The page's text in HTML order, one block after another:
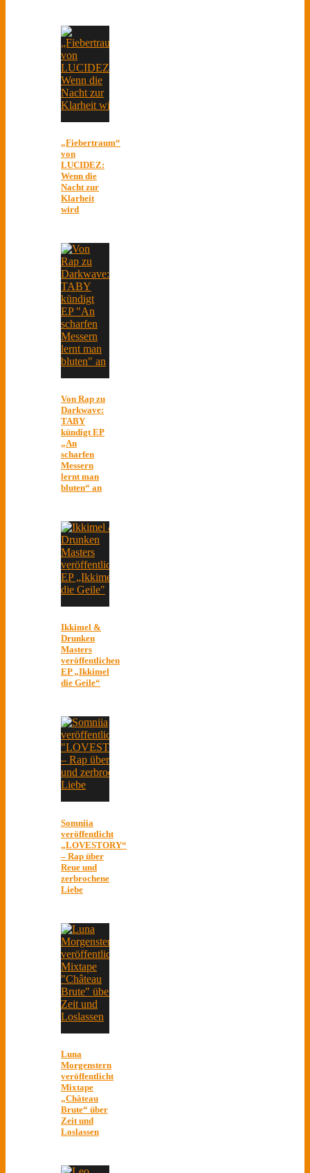
„Fiebertraum“
von
LUCIDEZ:
Wenn die
Nacht zur
Klarheit
wird
Von Rap zu
Darkwave:
TABY
kündigt EP
„An
scharfen
Messern
lernt man
bluten“ an
Ikkimel &
Drunken
Masters
veröffentlichen
EP „Ikkimel
die Geile“
Somniia
veröffentlicht
„LOVESTORY“
– Rap über
Reue und
zerbrochene
Liebe
Luna
Morgenstern
veröffentlicht
Mixtape
„Château
Brute“ über
Zeit und
Loslassen